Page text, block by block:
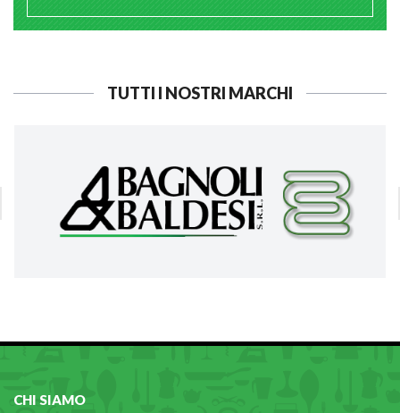
TUTTI I NOSTRI MARCHI
CHI SIAMO